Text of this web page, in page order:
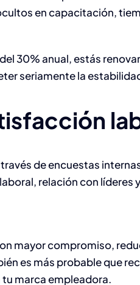
en capacitación,
30% anual, estás
seriamente la
de encuestas
relación con líderes
mayor compromiso,
es más probable que
tu marca empleadora.